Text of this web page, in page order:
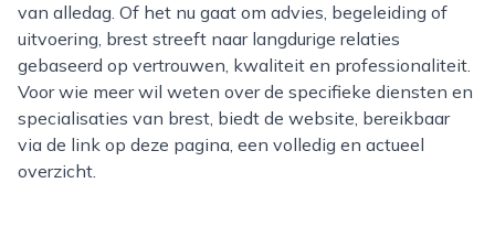
van alledag. Of het nu gaat om advies, begeleiding of
uitvoering, brest streeft naar langdurige relaties
gebaseerd op vertrouwen, kwaliteit en professionaliteit.
Voor wie meer wil weten over de specifieke diensten en
specialisaties van brest, biedt de website, bereikbaar
via de link op deze pagina, een volledig en actueel
overzicht.